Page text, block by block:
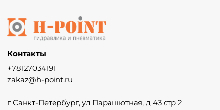
Контакты
+78127034191
zakaz@h-point.ru
г Санкт-Петербург, ул Парашютная, д 43 стр 2